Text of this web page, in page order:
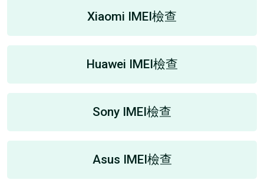
Xiaomi IMEI檢查
Huawei IMEI檢查
Sony IMEI檢查
Asus IMEI檢查